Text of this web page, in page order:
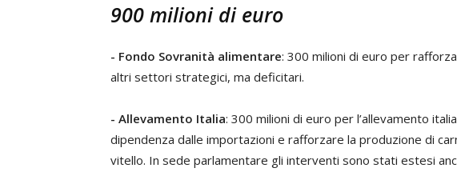
900 milioni di euro
- Fondo Sovranità alimentare: 300 milioni di euro per
altri settori strategici, ma deficitari.
- Allevamento Italia: 300 milioni di euro per l’allevamento
dipendenza dalle importazioni e rafforzare la produzione di
vitello. In sede parlamentare gli interventi sono stati estesi